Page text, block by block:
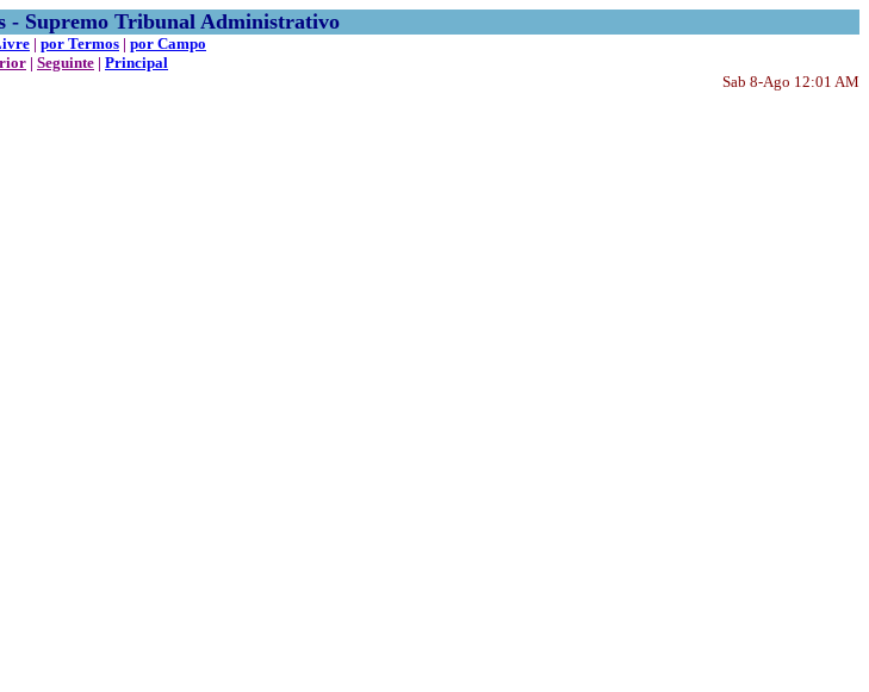
- Supremo Tribunal Administrativo
| por Termos | por Campo
| Seguinte | Principal
Sab 8-Ago 12:01 AM